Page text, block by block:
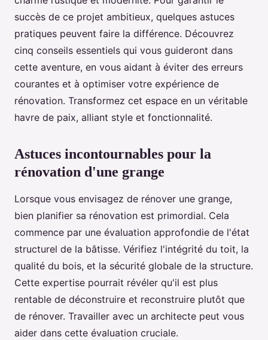
succès de ce projet ambitieux, quelques astuces
pratiques peuvent faire la différence. Découvrez
cinq conseils essentiels qui vous guideront dans
cette aventure, en vous aidant à éviter des erreurs
courantes et à optimiser votre expérience de
rénovation. Transformez cet espace en un véritable
havre de paix, alliant style et fonctionnalité.
Astuces incontournables pour la
rénovation d'une grange
Lorsque vous envisagez de rénover une grange,
bien planifier sa rénovation est primordial. Cela
commence par une évaluation approfondie de l'état
structurel de la bâtisse. Vérifiez l'intégrité du toit, la
qualité du bois, et la sécurité globale de la structure.
Cette expertise pourrait révéler qu'il est plus
rentable de déconstruire et reconstruire plutôt que
de rénover. Travailler avec un architecte peut vous
aider dans cette évaluation cruciale.